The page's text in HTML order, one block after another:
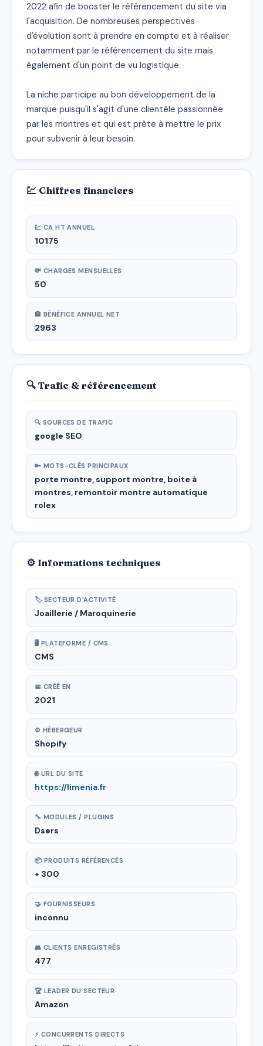
2022 afin de booster le référencement du site via
l'acquisition. De nombreuses perspectives
d'évolution sont à prendre en compte et à réaliser
notamment par le référencement du site mais
également d'un point de vu logistique.
La niche participe au bon développement de la
marque puisqu'il s'agit d'une clientèle passionnée
par les montres et qui est prête à mettre le prix
pour subvenir à leur besoin.
💹 Chiffres financiers
💹 CA HT ANNUEL
10175
💸 CHARGES MENSUELLES
50
🏦 BÉNÉFICE ANNUEL NET
2963
🔍 Trafic & référencement
🔍 SOURCES DE TRAFIC
google SEO
🔑 MOTS-CLÉS PRINCIPAUX
porte montre, support montre, boite à
montres, remontoir montre automatique
rolex
⚙ Informations techniques
🏷 SECTEUR D'ACTIVITÉ
Joaillerie / Maroquinerie
🖥 PLATEFORME / CMS
CMS
📅 CRÉÉ EN
2021
⚙ HÉBERGEUR
Shopify
🌐 URL DU SITE
https://limenia.fr
🔧 MODULES / PLUGINS
Dsers
📦 PRODUITS RÉFÉRENCÉS
+ 300
🤝 FOURNISSEURS
inconnu
👥 CLIENTS ENREGISTRÉS
477
🏆 LEADER DU SECTEUR
Amazon
⚡ CONCURRENTS DIRECTS